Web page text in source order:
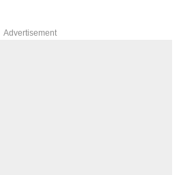
Advertisement